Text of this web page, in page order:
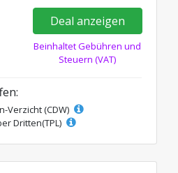
Deal anzeigen
Beinhaltet Gebühren und
Steuern (VAT)
Verzicht (CDW)
Dritten(TPL)